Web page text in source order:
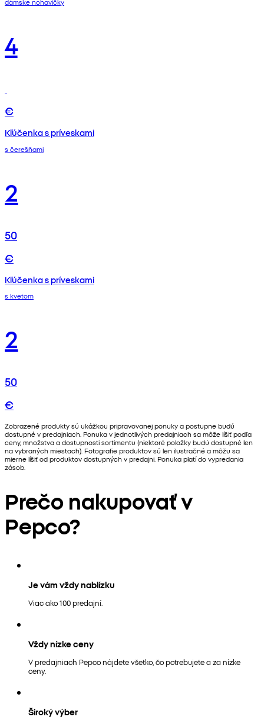
4
€
Kľúčenka s príveskami
s čerešňami
2
50
€
Kľúčenka s príveskami
s kvetom
2
50
€
Zobrazené produkty sú ukážkou pripravovanej ponuky a postupne budú
dostupné v predajniach. Ponuka v jednotlivých predajniach sa môže líšiť podľa
ceny, množstva a dostupnosti sortimentu (niektoré položky budú dostupné len
na vybraných miestach). Fotografie produktov sú len ilustračné a môžu sa
mierne líšiť od produktov dostupných v predajni. Ponuka platí do vypredania
zásob.
Prečo nakupovať v
Pepco?
Je vám vždy nablízku
Viac ako 100 predajní.
Vždy nízke ceny
V predajniach Pepco nájdete všetko, čo potrebujete a za nízke
ceny.
Široký výber